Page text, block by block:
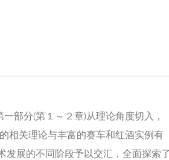
部分(第１～２章)从理论角度切入，
相关理论与丰富的赛车和红酒实例有
发展的不同阶段予以交汇，全面探索了